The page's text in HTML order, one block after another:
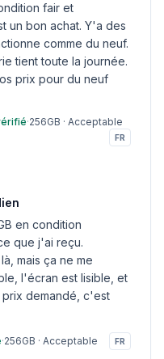
fair et
un bon achat. Y'a des
comme du neuf.
tient toute la journée.
prix pour du neuf
·256GB · Acceptable
FR
en condition
que j'ai reçu.
mais ça ne me
l'écran est lisible, et
prix demandé, c'est
·256GB · Acceptable FR